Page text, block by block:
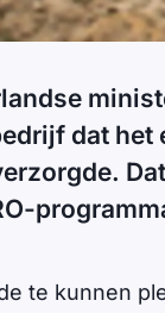
dat het
te kunnen